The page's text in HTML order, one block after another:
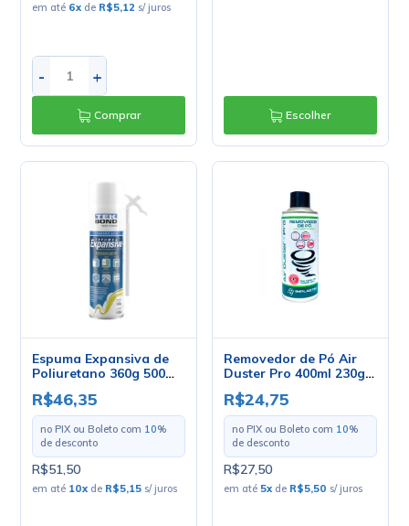
em até 6x de R$5,12 s/ juros
- +
Comprar Escolher
Espuma Expansiva de
Poliuretano 360g 500ml
- TekBond
R$46,35
no PIX ou Boleto com 10%
de desconto
R$51,50
em até 10x de R$5,15 s/ juros
Removedor de Pó Air
Duster Pro 400ml 230g -
Implastec
R$24,75
no PIX ou Boleto com 10%
de desconto
R$27,50
em até 5x de R$5,50 s/ juros